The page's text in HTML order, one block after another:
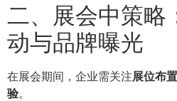
二、展会中策略
动与品牌曝光
在展会期间，企业需关注展位布
验。